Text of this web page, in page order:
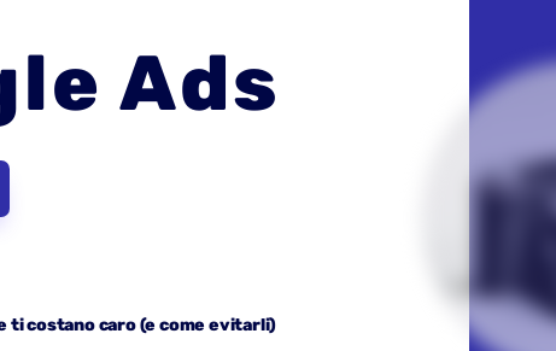
Ads
ti costano caro (e come evitarli)